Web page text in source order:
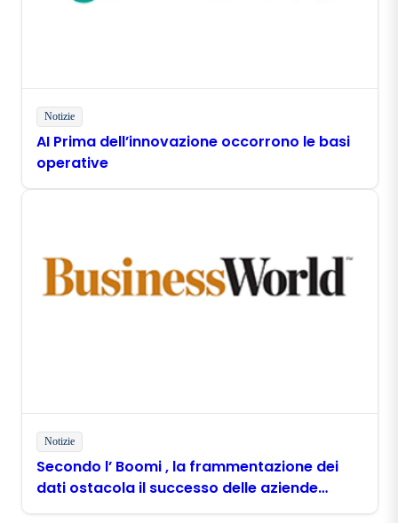
Notizie
AI Prima dell’innovazione occorrono le basi
operative
Notizie
Secondo l’ Boomi , la frammentazione dei
dati ostacola il successo delle aziende
filippine nell’ambito dell’ AI